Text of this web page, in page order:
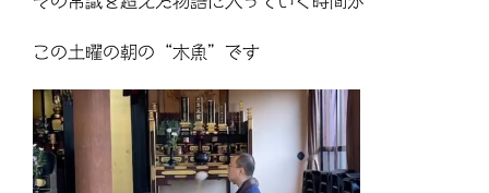
この土曜の朝の“木魚”です